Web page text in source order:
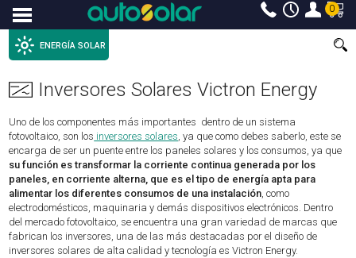
Menu 0
ENERGÍA SOLAR
Inversores Solares Victron Energy
Uno de los componentes más importantes dentro de un sistema
fotovoltaico, son los inversores solares, ya que como debes saberlo, este se
encarga de ser un puente entre los paneles solares y los consumos, ya que
su función es transformar la corriente continua generada por los
paneles, en corriente alterna, que es el tipo de energía apta para
alimentar los diferentes consumos de una instalación, como
electrodomésticos, maquinaria y demás dispositivos electrónicos. Dentro
del mercado fotovoltaico, se encuentra una gran variedad de marcas que
fabrican los inversores, una de las más destacadas por el diseño de
inversores solares de alta calidad y tecnología es Victron Energy.